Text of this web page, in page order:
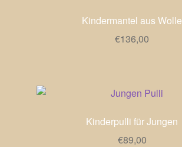
Kindermantel aus Wolle
€136,00
Kinderpulli für Jungen
€89,00